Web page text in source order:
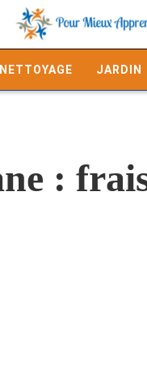
NETTOYAGE JARDIN
: